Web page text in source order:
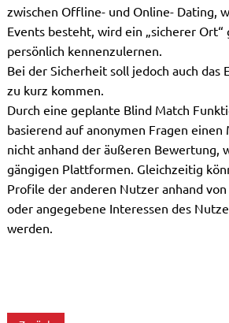
zwischen Offline- und Online- Dating,
Events besteht, wird ein „sicherer Ort“
persönlich kennenzulernen.
Bei der Sicherheit soll jedoch auch
zu kurz kommen.
Durch eine geplante Blind Match
basierend auf anonymen Fragen einen
nicht anhand der äußeren Bewertung,
gängigen Plattformen. Gleichzeitig
Profile der anderen Nutzer anhand
oder angegebene Interessen des
werden.